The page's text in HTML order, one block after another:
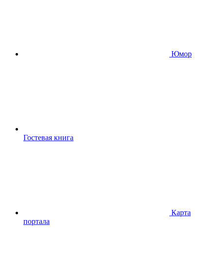
Юмор
Гостевая книга
Карта
портала